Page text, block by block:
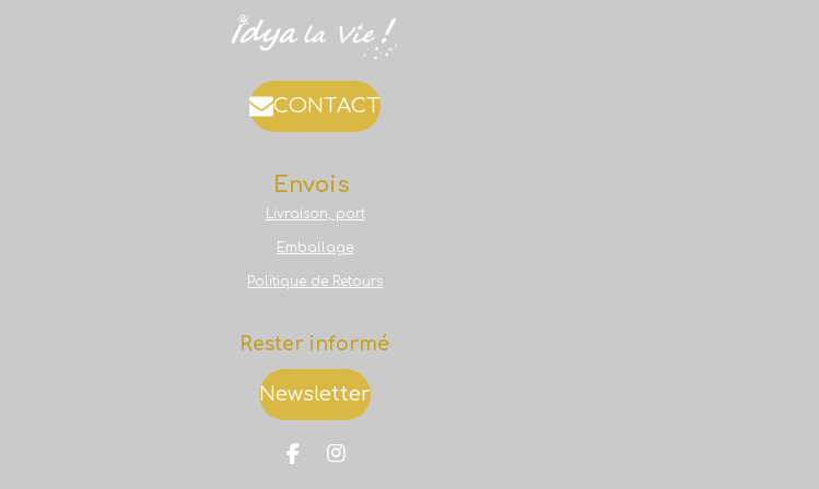
CONTACT
Envois
Livraison, port
Emballage
Politique de Retours
Rester informé
Newsletter
F
I